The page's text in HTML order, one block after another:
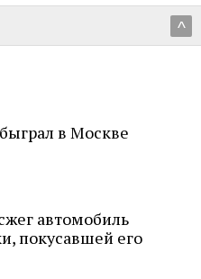
^
в Москве
автомобиль
покусавшей его